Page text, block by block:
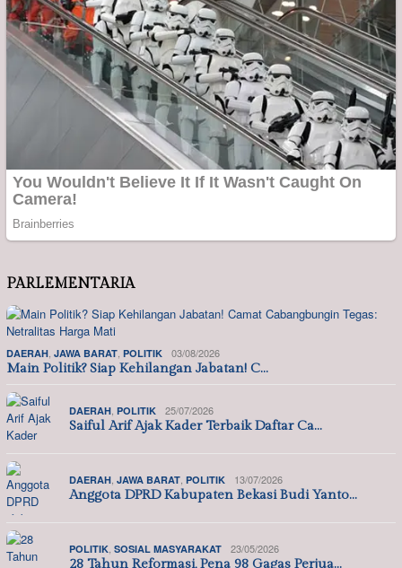
PARLEMENTARIA
DAERAH, JAWA BARAT, POLITIK 03/08/2026
Main Politik? Siap Kehilangan Jabatan! C…
DAERAH, POLITIK 25/07/2026
Saiful Arif Ajak Kader Terbaik Daftar Ca…
DAERAH, JAWA BARAT, POLITIK 13/07/2026
Anggota DPRD Kabupaten Bekasi Budi Yanto…
POLITIK, SOSIAL MASYARAKAT 23/05/2026
28 Tahun Reformasi, Pena 98 Gagas Perjua…